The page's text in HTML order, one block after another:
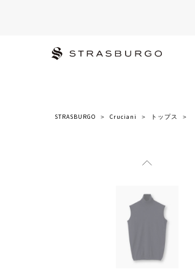
STRASBURGO ＞ Cruciani ＞ トップス ＞